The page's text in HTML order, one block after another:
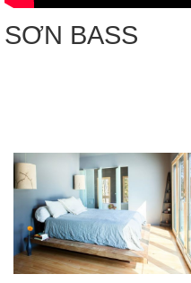
SƠN BASS